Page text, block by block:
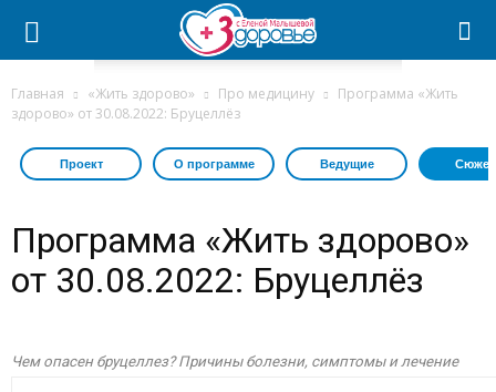
Главная «Жить здорово» Про медицину
Программа «Жить
здорово» от 30.08.2022: Бруцеллёз
Проект О программе Ведущие
Программа «Жить здорово»
от 30.08.2022: Бруцеллёз
Чем опасен бруцеллез? Причины болезни, симптомы и лечение